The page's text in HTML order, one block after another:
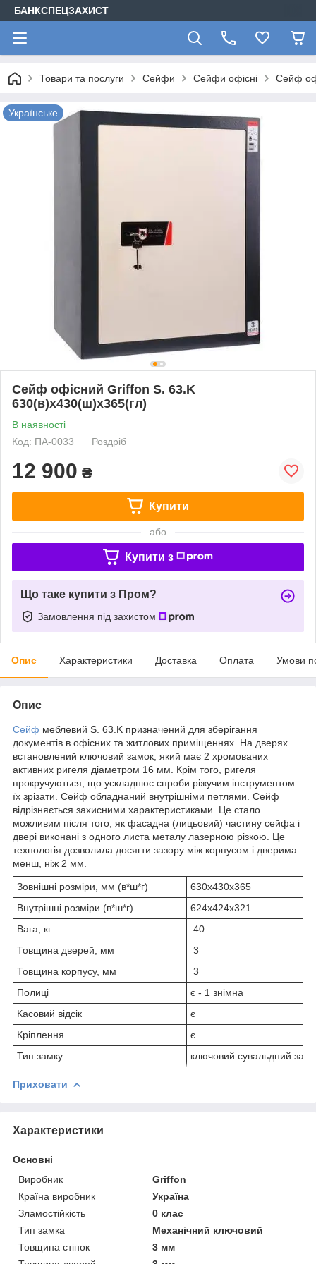
БАНКСПЕЦЗАХИСТ
Товари та послуги Сейфи Сейфи офісні Сейф
Українське
Сейф офісний Griffon S. 63.K
630(в)х430(ш)х365(гл)
В наявності
Код: ПА-0033
Роздріб
12 900 ₴
Купити
або
Купити з
Що таке купити з Пром?
Замовлення під захистом
Опис Характеристики Доставка Оплата Умови
Опис
Сейф меблевий S. 63.K призначений для зберігання
документів в офісних та житлових приміщеннях. На дверях
встановлений ключовий замок, який має 2 хромованих
активних ригеля діаметром 16 мм. Крім того, ригеля
прокручуються, що ускладнює спроби ріжучим інструментом
їх зрізати. Сейф обладнаний внутрішніми петлями. Сейф
відрізняється захисними характеристиками. Це стало
можливим після того, як фасадна (лицьовий) частину сейфа і
двері виконані з одного листа металу лазерною різкою. Це
технологія дозволила досягти зазору між корпусом і дверима
менш, ніж 2 мм.
Зовнішні розміри, мм (в*ш*г)
630х430х365
Внутрішні розміри (в*ш*г)
624х424х321
Вага, кг
40
Товщина дверей, мм
3
Товщина корпусу, мм
3
Полиці
є - 1 знімна
Касовий відсік
є
Кріплення
є
Тип замку
ключовий сувальдний
Приховати
Характеристики
Основні
Виробник
Griffon
Країна виробник
Україна
Зламостійкість
0 клас
Тип замка
Механічний ключовий
Товщина стінок
3 мм